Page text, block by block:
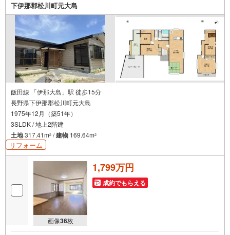
下伊那郡松川町元大島
飯田線 「伊那大島」駅 徒歩15分
長野県下伊那郡松川町元大島
1975年12月（築51年）
3SLDK / 地上2階建
土地317.41m2 /建物 169.64m2
リフォーム
画像36枚
1,799万円
成約でもらえる